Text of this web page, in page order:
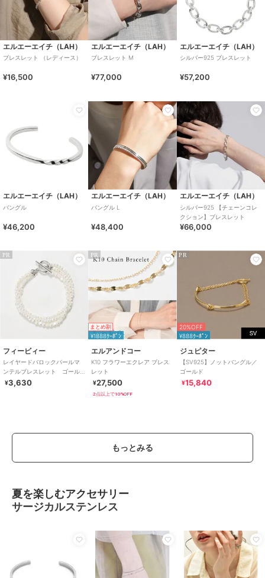
エルエーエイチ（LAH）
ブレスレット （レディース）
¥16,500
エルエーエイチ（LAH）
ブレスレット M
¥77,000
エルエーエイチ（LAH）
シルバー925 ブレスレット
¥57,200
エルエーエイチ（LAH）
バングル
¥46,200
エルエーエイチ（LAH）
バングル L
¥48,400
エルエーエイチ（LAH）
シルバー925 【チェーンコレ
クション】ブレスレット
¥66,000
PR
フィービィー
レイヤードバロックパールマ
ンテルブレスレット ゴール
ド
¥3,630
PR
まとめ割
¥1888ｸｰﾎﾟﾝ
エルアンドコー
K10 フラワーエクレア ブレス
レット
¥27,500
2点以上で10%OFF
PR
20%OFF
¥888ｸｰﾎﾟﾝ
ジュピター
【SV925】ノットバングル／
ゴールド
¥15,840
もっとみる
夏を楽しむアクセサリー
サージカルステンレス